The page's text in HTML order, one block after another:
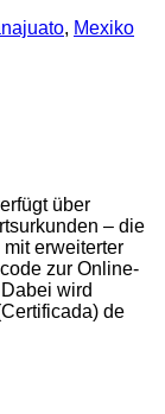
, Mexiko
über
– die
erweiterter
zur Online-
wird
de